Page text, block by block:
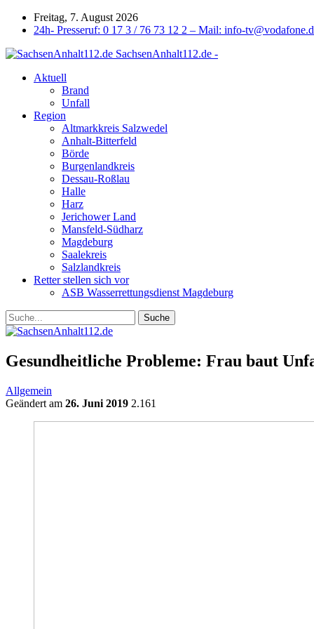
Freitag, 7. August 2026
24h- Presseruf: 0 17 3 / 76 73 12 2 – Mail: info-
SachsenAnhalt112.de -
Aktuell
Brand
Unfall
Region
Altmarkkreis Salzwedel
Anhalt-Bitterfeld
Börde
Burgenlandkreis
Dessau-Roßlau
Halle
Harz
Jerichower Land
Mansfeld-Südharz
Magdeburg
Saalekreis
Salzlandkreis
Retter stellen sich vor
ASB Wasserrettungsdienst Magdeburg
Gesundheitliche Probleme: Frau baut
Allgemein
Geändert am 26. Juni 2019 2.161